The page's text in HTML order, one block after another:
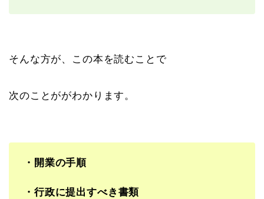
そんな方が、この本を読むことで
次のことががわかります。
・開業の手順
・行政に提出すべき書類